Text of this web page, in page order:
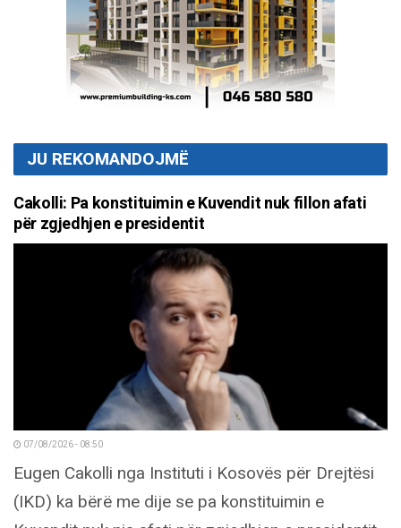
JU REKOMANDOJMË
Cakolli: Pa konstituimin e Kuvendit nuk fillon afati
për zgjedhjen e presidentit
07/08/2026 - 08:50
Eugen Cakolli nga Instituti i Kosovës për Drejtësi
(IKD) ka bërë me dije se pa konstituimin e